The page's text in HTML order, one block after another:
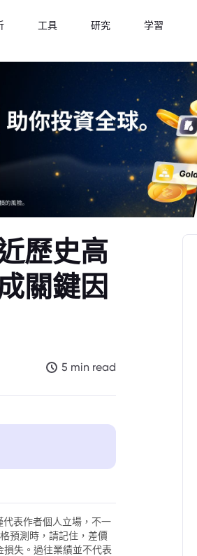
工具 研究 学習
歷史高
關鍵因
5 min read
表作者個人立場，不一
預測時，請記住，差價
失。過往業績並不代表